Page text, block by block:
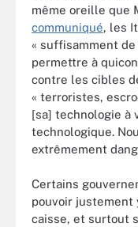
même oreille que
communiqué, les
« suffisamment
permettre à
contre les cibles
« terroristes,
[sa] technologie à
technologique.
extrêmement
Certains
pouvoir justement
caisse, et surtout